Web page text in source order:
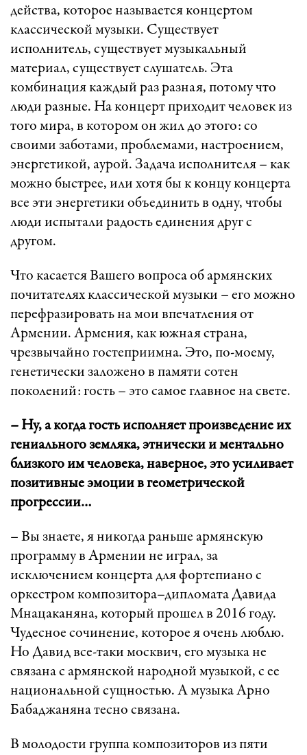
действа, которое называется концертом
классической музыки. Существует
исполнитель, существует музыкальный
материал, существует слушатель. Эта
комбинация каждый раз разная, потому что
люди разные. На концерт приходит человек из
того мира, в котором он жил до этого: со
своими заботами, проблемами, настроением,
энергетикой, аурой. Задача исполнителя – как
можно быстрее, или хотя бы к концу концерта
все эти энергетики объединить в одну, чтобы
люди испытали радость единения друг с
другом.
Что касается Вашего вопроса об армянских
почитателях классической музыки – его можно
перефразировать на мои впечатления от
Армении. Армения, как южная страна,
чрезвычайно гостеприимна. Это, по-моему,
генетически заложено в памяти сотен
поколений: гость – это самое главное на свете.
– Ну, а когда гость исполняет произведение их
гениального земляка, этнически и ментально
близкого им человека, наверное, это усиливает
позитивные эмоции в геометрической
прогрессии…
– Вы знаете, я никогда раньше армянскую
программу в Армении не играл, за
исключением концерта для фортепиано с
оркестром композитора–дипломата Давида
Мнацаканяна, который прошел в 2016 году.
Чудесное сочинение, которое я очень люблю.
Но Давид все-таки москвич, его музыка не
связана с армянской народной музыкой, с ее
национальной сущностью. А музыка Арно
Бабаджаняна тесно связана.
В молодости группа композиторов из пяти